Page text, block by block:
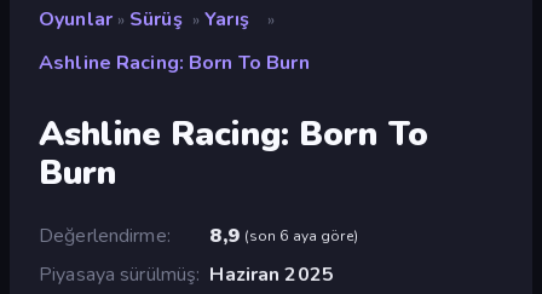
Oyunlar » Sürüş » Yarış »
Ashline Racing: Born To Burn
Ashline Racing: Born To
Burn
Değerlendirme 8,9 (son 6 aya göre)
Piyasaya sürülmüş Haziran 2025